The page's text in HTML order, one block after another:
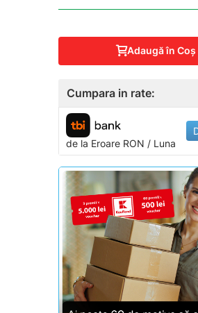
Adaugă în Coş
Cumpara in rate:
de la EroareRON / Luna